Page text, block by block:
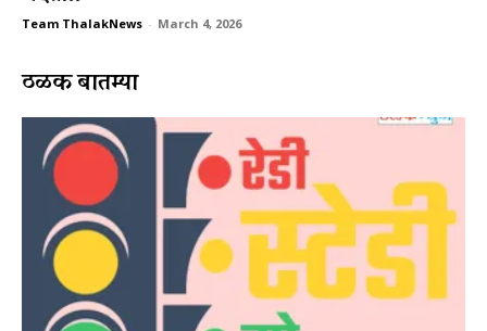
Team ThalakNews - March 4, 2026
ठळक बातम्या